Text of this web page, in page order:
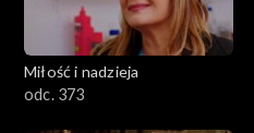
Miłość i nadzieja
odc. 373